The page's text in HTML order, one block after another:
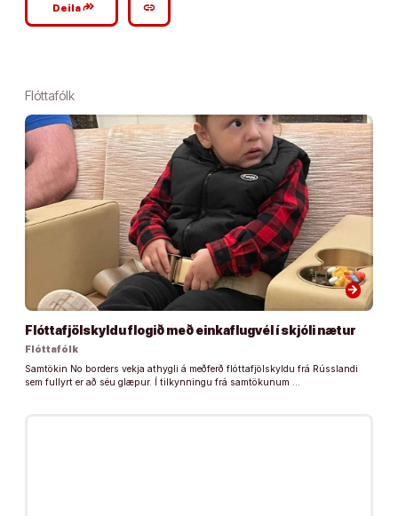
Deilagoogle_plus_reshare link
Flóttafólk
arrow_forward
Flóttafjölskyldu flogið með einkaflugvél í skjóli nætur
Flóttafólk
Samtökin No borders vekja athygli á meðferð flóttafjölskyldu frá Rússlandi
sem fullyrt er að séu glæpur. Í tilkynningu frá samtökunum …